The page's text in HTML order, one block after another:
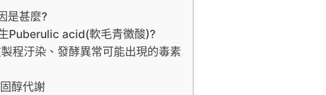
是甚麼?
Puberulic acid(軟毛青黴酸)?
程汙染、發酵異常可能出現的毒素
醇代謝